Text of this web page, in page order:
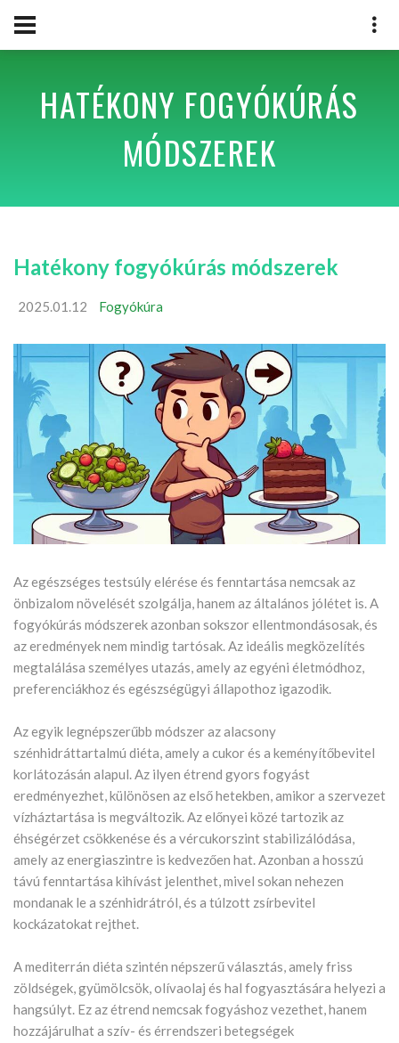
HATÉKONY FOGYÓKÚRÁS
MÓDSZEREK
Hatékony fogyókúrás módszerek
2025.01.12 Fogyókúra
Az egészséges testsúly elérése és fenntartása nemcsak az
önbizalom növelését szolgálja, hanem az általános jólétet is. A
fogyókúrás módszerek azonban sokszor ellentmondásosak, és
az eredmények nem mindig tartósak. Az ideális megközelítés
megtalálása személyes utazás, amely az egyéni életmódhoz,
preferenciákhoz és egészségügyi állapothoz igazodik.
Az egyik legnépszerűbb módszer az alacsony
szénhidráttartalmú diéta, amely a cukor és a keményítőbevitel
korlátozásán alapul. Az ilyen étrend gyors fogyást
eredményezhet, különösen az első hetekben, amikor a szervezet
vízháztartása is megváltozik. Az előnyei közé tartozik az
éhségérzet csökkenése és a vércukorszint stabilizálódása,
amely az energiaszintre is kedvezően hat. Azonban a hosszú
távú fenntartása kihívást jelenthet, mivel sokan nehezen
mondanak le a szénhidrátról, és a túlzott zsírbevitel
kockázatokat rejthet.
A mediterrán diéta szintén népszerű választás, amely friss
zöldségek, gyümölcsök, olívaolaj és hal fogyasztására helyezi a
hangsúlyt. Ez az étrend nemcsak fogyáshoz vezethet, hanem
hozzájárulhat a szív- és érrendszeri betegségek